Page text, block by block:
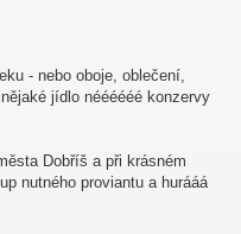
- nebo oboje, oblečení,
jídlo néééééé konzervy
Dobříš a při krásném
nutného proviantu a hurááá